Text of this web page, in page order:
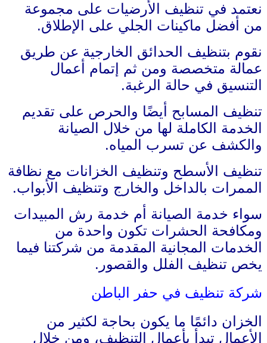
نعتمد في تنظيف الأرضيات على مجموعة
من أفضل ماكينات الجلي على الإطلاق.
نقوم بتنظيف الحدائق الخارجية عن طريق
عمالة متخصصة ومن ثم إتمام أعمال
التنسيق في حالة الرغبة.
تنظيف المسابح أيضًا والحرص على تقديم
الخدمة الكاملة لها من خلال الصيانة
والكشف عن تسرب المياه.
تنظيف الأسطح وتنظيف الخزانات مع نظافة
الممرات بالداخل والخارج وتنظيف الأبواب.
سواء خدمة الصيانة أم خدمة رش المبيدات
ومكافحة الحشرات تكون واحدة من
الخدمات المجانية المقدمة من شركتنا فيما
يخص تنظيف الفلل والقصور.
شركة تنظيف في حفر الباطن
الخزان دائمًا ما يكون بحاجة لكثير من
الأعمال تبدأ بأعمال التنظيف، ومن خلال